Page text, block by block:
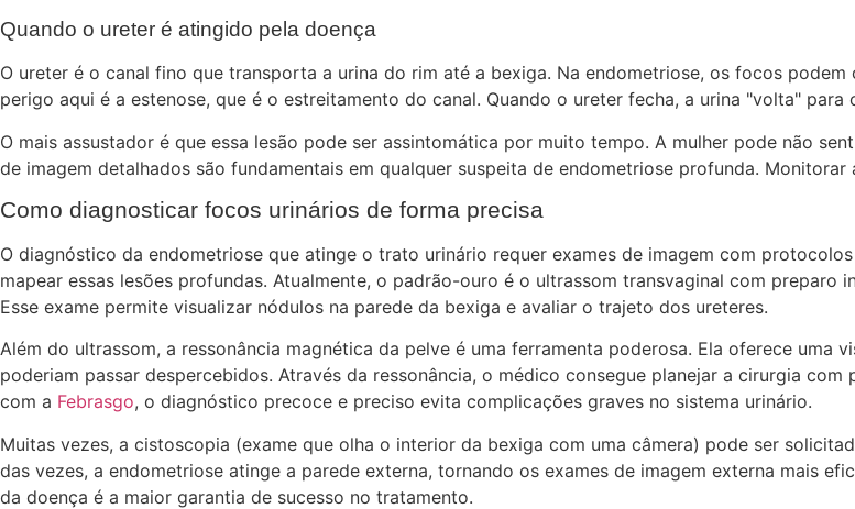
Quando o ureter é atingido pela doença
O ureter é o canal fino que transporta a urina do rim até a bexiga. Na endometriose, os focos
perigo aqui é a estenose, que é o estreitamento do canal. Quando o ureter fecha, a urina "volta"
O mais assustador é que essa lesão pode ser assintomática por muito tempo. A mulher pode não
de imagem detalhados são fundamentais em qualquer suspeita de endometriose profunda.
Como diagnosticar focos urinários de forma precisa
O diagnóstico da endometriose que atinge o trato urinário requer exames de imagem com
mapear essas lesões profundas. Atualmente, o padrão-ouro é o ultrassom transvaginal com
Esse exame permite visualizar nódulos na parede da bexiga e avaliar o trajeto dos ureteres.
Além do ultrassom, a ressonância magnética da pelve é uma ferramenta poderosa. Ela oferece
poderiam passar despercebidos. Através da ressonância, o médico consegue planejar a cirurgia
com a Febrasgo, o diagnóstico precoce e preciso evita complicações graves no sistema urinário.
Muitas vezes, a cistoscopia (exame que olha o interior da bexiga com uma câmera) pode ser
das vezes, a endometriose atinge a parede externa, tornando os exames de imagem externa mais
da doença é a maior garantia de sucesso no tratamento.